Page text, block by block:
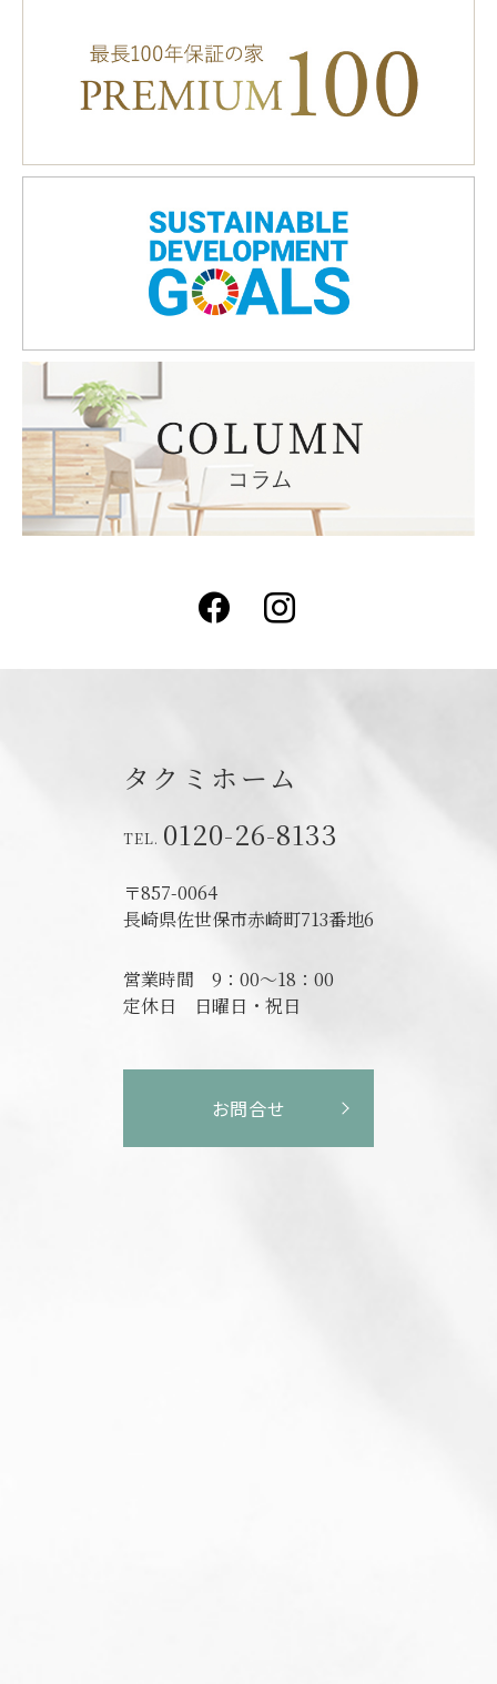
Facebook
タクミホーム
0120-26-8133
〒857-0064
長崎県佐世保市赤崎町713番地6
営業時間 9：00～18：00
定休日
日曜日・祝日
お問合せ